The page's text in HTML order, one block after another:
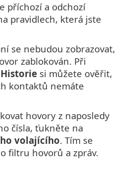
příchozí a odchozí
pravidlech, která jste
se nebudou zobrazovat,
zablokován. Při
Historie si můžete ověřit,
kontaktů nemáte
hovory z naposledy
čísla, ťukněte na
volajícího. Tím se
filtru hovorů a zpráv.